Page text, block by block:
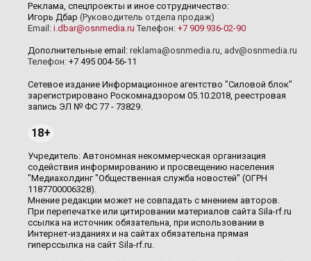
Реклама, спецпроекты и иное сотрудничество:
Игорь Дбар (Руководитель отдела продаж)
Email: i.dbar@osnmedia.ru Телефон: +7 909 936-02-90
Дополнительные email: reklama@osnmedia.ru, adv@osnmedia.ru
Телефон: +7 495 004-56-11
Сетевое издание Информационное агентство "Силовой блок"
зарегистрировано Роскомнадзором 05.10.2018, реестровая
запись ЭЛ № ФС 77 - 73829.
18+
Учредитель: Автономная некоммерческая организация
содействия информированию и просвещению населения
"Медиахолдинг "Общественная служба новостей" (ОГРН
1187700006328).
Мнение редакции может не совпадать с мнением авторов.
При перепечатке или цитировании материалов сайта Sila-rf.ru
ссылка на источник обязательна, при использовании в
Интернет-изданиях и на сайтах обязательна прямая
гиперссылка на сайт Sila-rf.ru.